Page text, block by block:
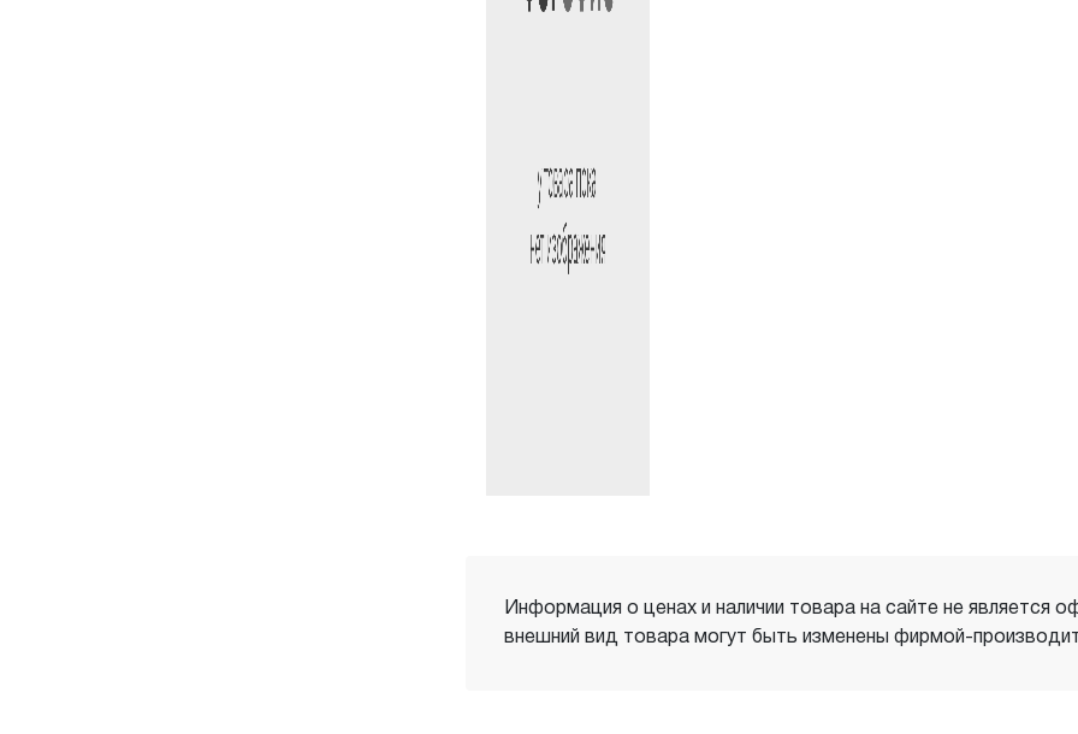
Информация о ценах и наличии товара на сайте не является
внешний вид товара могут быть изменены фирмой-